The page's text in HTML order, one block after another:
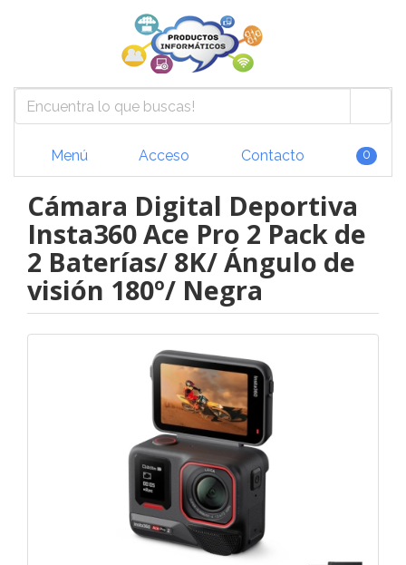
Menú Acceso Contacto 0
Cámara Digital Deportiva
Insta360 Ace Pro 2 Pack de
2 Baterías/ 8K/ Ángulo de
visión 180º/ Negra